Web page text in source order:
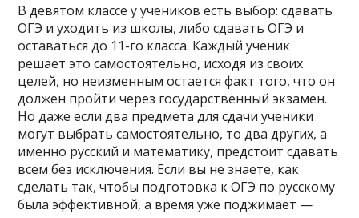
В девятом классе у учеников есть выбор: сдавать
ОГЭ и уходить из школы, либо сдавать ОГЭ и
оставаться до 11-го класса. Каждый ученик
решает это самостоятельно, исходя из своих
целей, но неизменным остается факт того, что он
должен пройти через государственный экзамен.
Но даже если два предмета для сдачи ученики
могут выбрать самостоятельно, то два других, а
именно русский и математику, предстоит сдавать
всем без исключения. Если вы не знаете, как
сделать так, чтобы подготовка к ОГЭ по русскому
была эффективной, а время уже поджимает —